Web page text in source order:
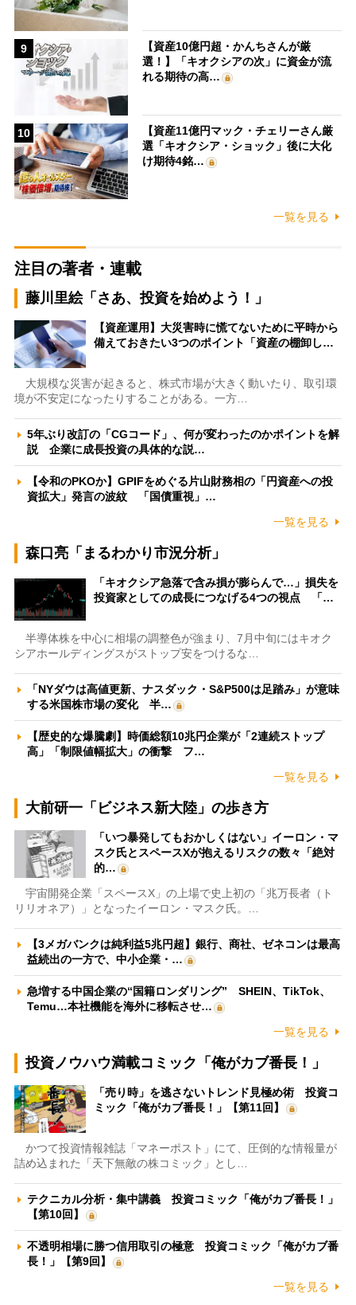
9
【資産10億円超・かんちさんが厳
選！】「キオクシアの次」に資金が流
れる期待の高…
10
【資産11億円マック・チェリーさん厳
選「キオクシア・ショック」後に大化
け期待4銘…
一覧を見る
注目の著者・連載
藤川里絵「さあ、投資を始めよう！」
【資産運用】大災害時に慌てないために平時から
備えておきたい3つのポイント「資産の棚卸し…
大規模な災害が起きると、株式市場が大きく動いたり、取引環
境が不安定になったりすることがある。一方…
5年ぶり改訂の「CGコード」、何が変わったのかポイントを解
説 企業に成長投資の具体的な説…
【令和のPKOか】GPIFをめぐる片山財務相の「円資産への投
資拡大」発言の波紋 「国債重視」…
一覧を見る
森口亮「まるわかり市況分析」
「キオクシア急落で含み損が膨らんで…」損失を
投資家としての成長につなげる4つの視点 「…
半導体株を中心に相場の調整色が強まり、7月中旬にはキオク
シアホールディングスがストップ安をつけるな…
「NYダウは高値更新、ナスダック・S&P500は足踏み」が意味
する米国株市場の変化 半…
【歴史的な爆騰劇】時価総額10兆円企業が「2連続ストップ
高」「制限値幅拡大」の衝撃 フ…
一覧を見る
大前研一「ビジネス新大陸」の歩き方
「いつ暴発してもおかしくはない」イーロン・マ
スク氏とスペースXが抱えるリスクの数々「絶対
的…
宇宙開発企業「スペースX」の上場で史上初の「兆万長者（ト
リリオネア）」となったイーロン・マスク氏。…
【3メガバンクは純利益5兆円超】銀行、商社、ゼネコンは最高
益続出の一方で、中小企業・…
急増する中国企業の“国籍ロンダリング” SHEIN、TikTok、
Temu…本社機能を海外に移転させ…
一覧を見る
投資ノウハウ満載コミック「俺がカブ番長！」
「売り時」を逃さないトレンド見極め術 投資コ
ミック「俺がカブ番長！」【第11回】
かつて投資情報雑誌「マネーポスト」にて、圧倒的な情報量が
詰め込まれた「天下無敵の株コミック」とし…
テクニカル分析・集中講義 投資コミック「俺がカブ番長！」
【第10回】
不透明相場に勝つ信用取引の極意 投資コミック「俺がカブ番
長！」【第9回】
一覧を見る